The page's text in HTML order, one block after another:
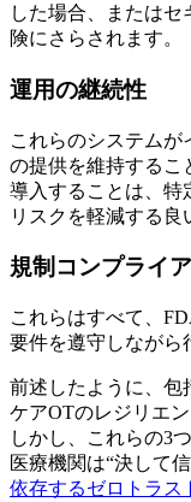
した場合、または
険にさらされます。
運用の継続性
これらのシステムが
の提供を維持するこ
導入することは、特
リスクを軽減する良
規制コンプライ
これらはすべて、
要件を遵守しながら
前述したように、包
ケアOTのレジリエ
しかし、これらの3
医療機関は“決して
依存するゼロトラス